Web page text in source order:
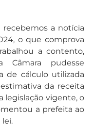
recebemos a notícia
o que comprova
a contento,
Câmara pudesse
de cálculo utilizada
da receita
legislação vigente, o
a prefeita ao
lei.